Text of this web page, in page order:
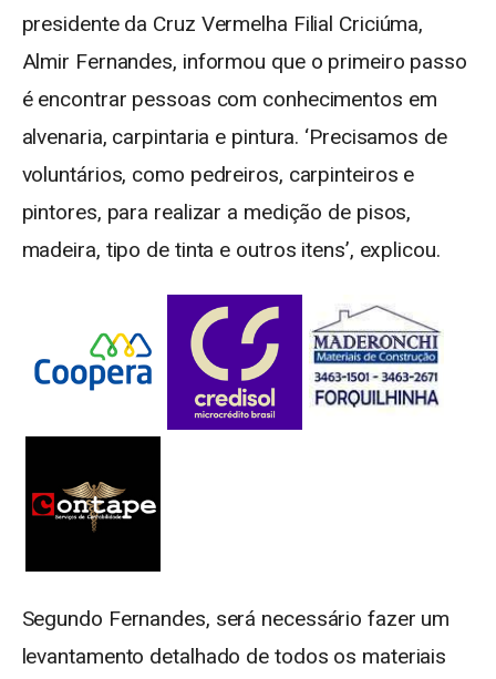
presidente da Cruz Vermelha Filial Criciúma,
Almir Fernandes, informou que o primeiro passo
é encontrar pessoas com conhecimentos em
alvenaria, carpintaria e pintura. ‘Precisamos de
voluntários, como pedreiros, carpinteiros e
pintores, para realizar a medição de pisos,
madeira, tipo de tinta e outros itens’, explicou.
Segundo Fernandes, será necessário fazer um
levantamento detalhado de todos os materiais